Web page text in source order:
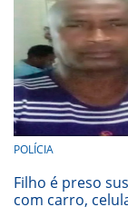
POLÍCIA
Filho é preso
com carro,